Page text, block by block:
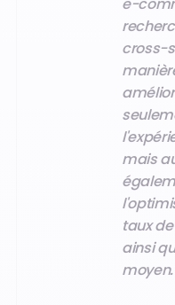
cross-
mais
taux
ainsi
moyen.